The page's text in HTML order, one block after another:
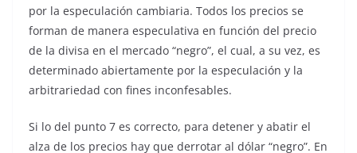
por la especulación cambiaria. Todos los precios se
forman de manera especulativa en función del precio
de la divisa en el mercado “negro”, el cual, a su vez, es
determinado abiertamente por la especulación y la
arbitrariedad con fines inconfesables.
Si lo del punto 7 es correcto, para detener y abatir el
alza de los precios hay que derrotar al dólar “negro”. En